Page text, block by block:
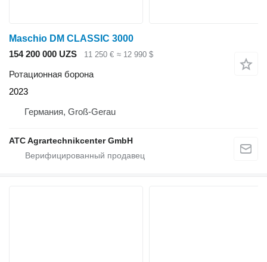
Maschio DM CLASSIC 3000
154 200 000 UZS
11 250 € ≈ 12 990 $
Ротационная борона
2023
Германия, Groß-Gerau
ATC Agrartechnikcenter GmbH